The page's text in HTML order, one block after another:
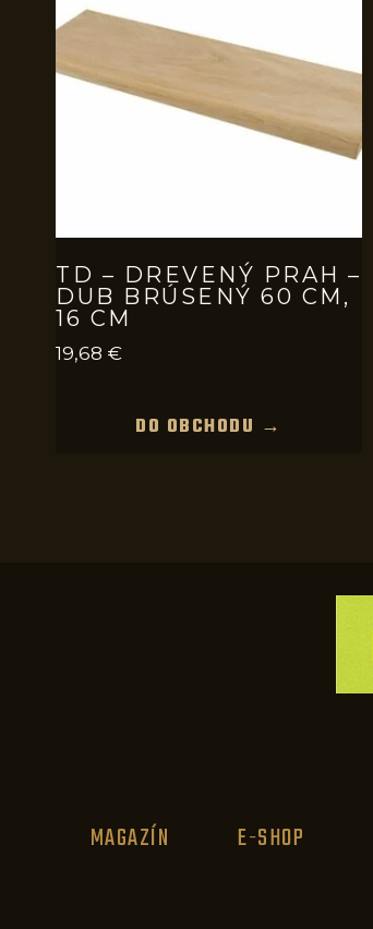
TD – DREVENÝ PRAH –
DUB BRÚSENÝ 60 CM,
16 CM
19,68 €
DO OBCHODU →
MAGAZÍN E-SHOP